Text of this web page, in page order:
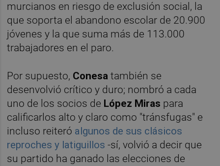
murcianos en riesgo de exclusión social, la
que soporta el abandono escolar de 20.900
jóvenes y la que suma más de 113.000
trabajadores en el paro.
Por supuesto, Conesatambién se
desenvolvió crítico y duro; nombró a cada
uno de los socios de López Miras para
calificarlos alto y claro como "tránsfugas" e
incluso reiteró algunos de sus clásicos
reproches y latiguillos -sí, volvió a decir que
su partido ha ganado las elecciones de